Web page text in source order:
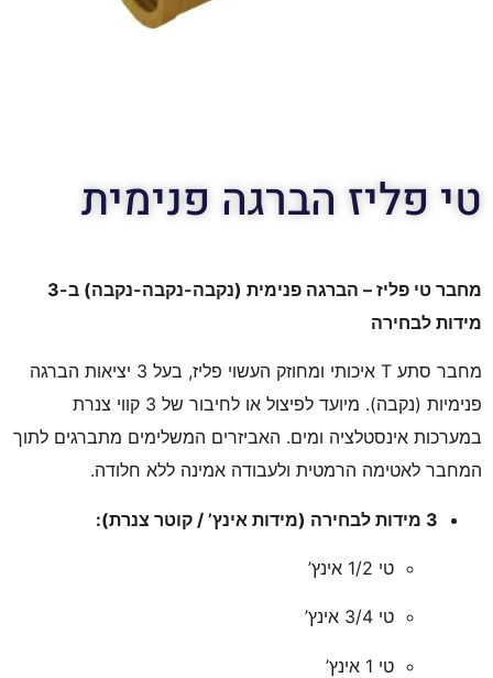
טי פליז הברגה פנימית
מחבר טי פליז – הברגה פנימית (נקבה-נקבה-נקבה) ב-3
מידות לבחירה
מחבר סתע T איכותי ומחוזק העשוי פליז, בעל 3 יציאות הברגה
פנימיות (נקבה). מיועד לפיצול או לחיבור של 3 קווי צנרת
במערכות אינסטלציה ומים. האביזרים המשלימים מתברגים לתוך
המחבר לאטימה הרמטית ולעבודה אמינה ללא חלודה.
3 מידות לבחירה (מידות אינץ’ / קוטר צנרת):
טי 1/2 אינץ’
טי 3/4 אינץ’
טי 1 אינץ’